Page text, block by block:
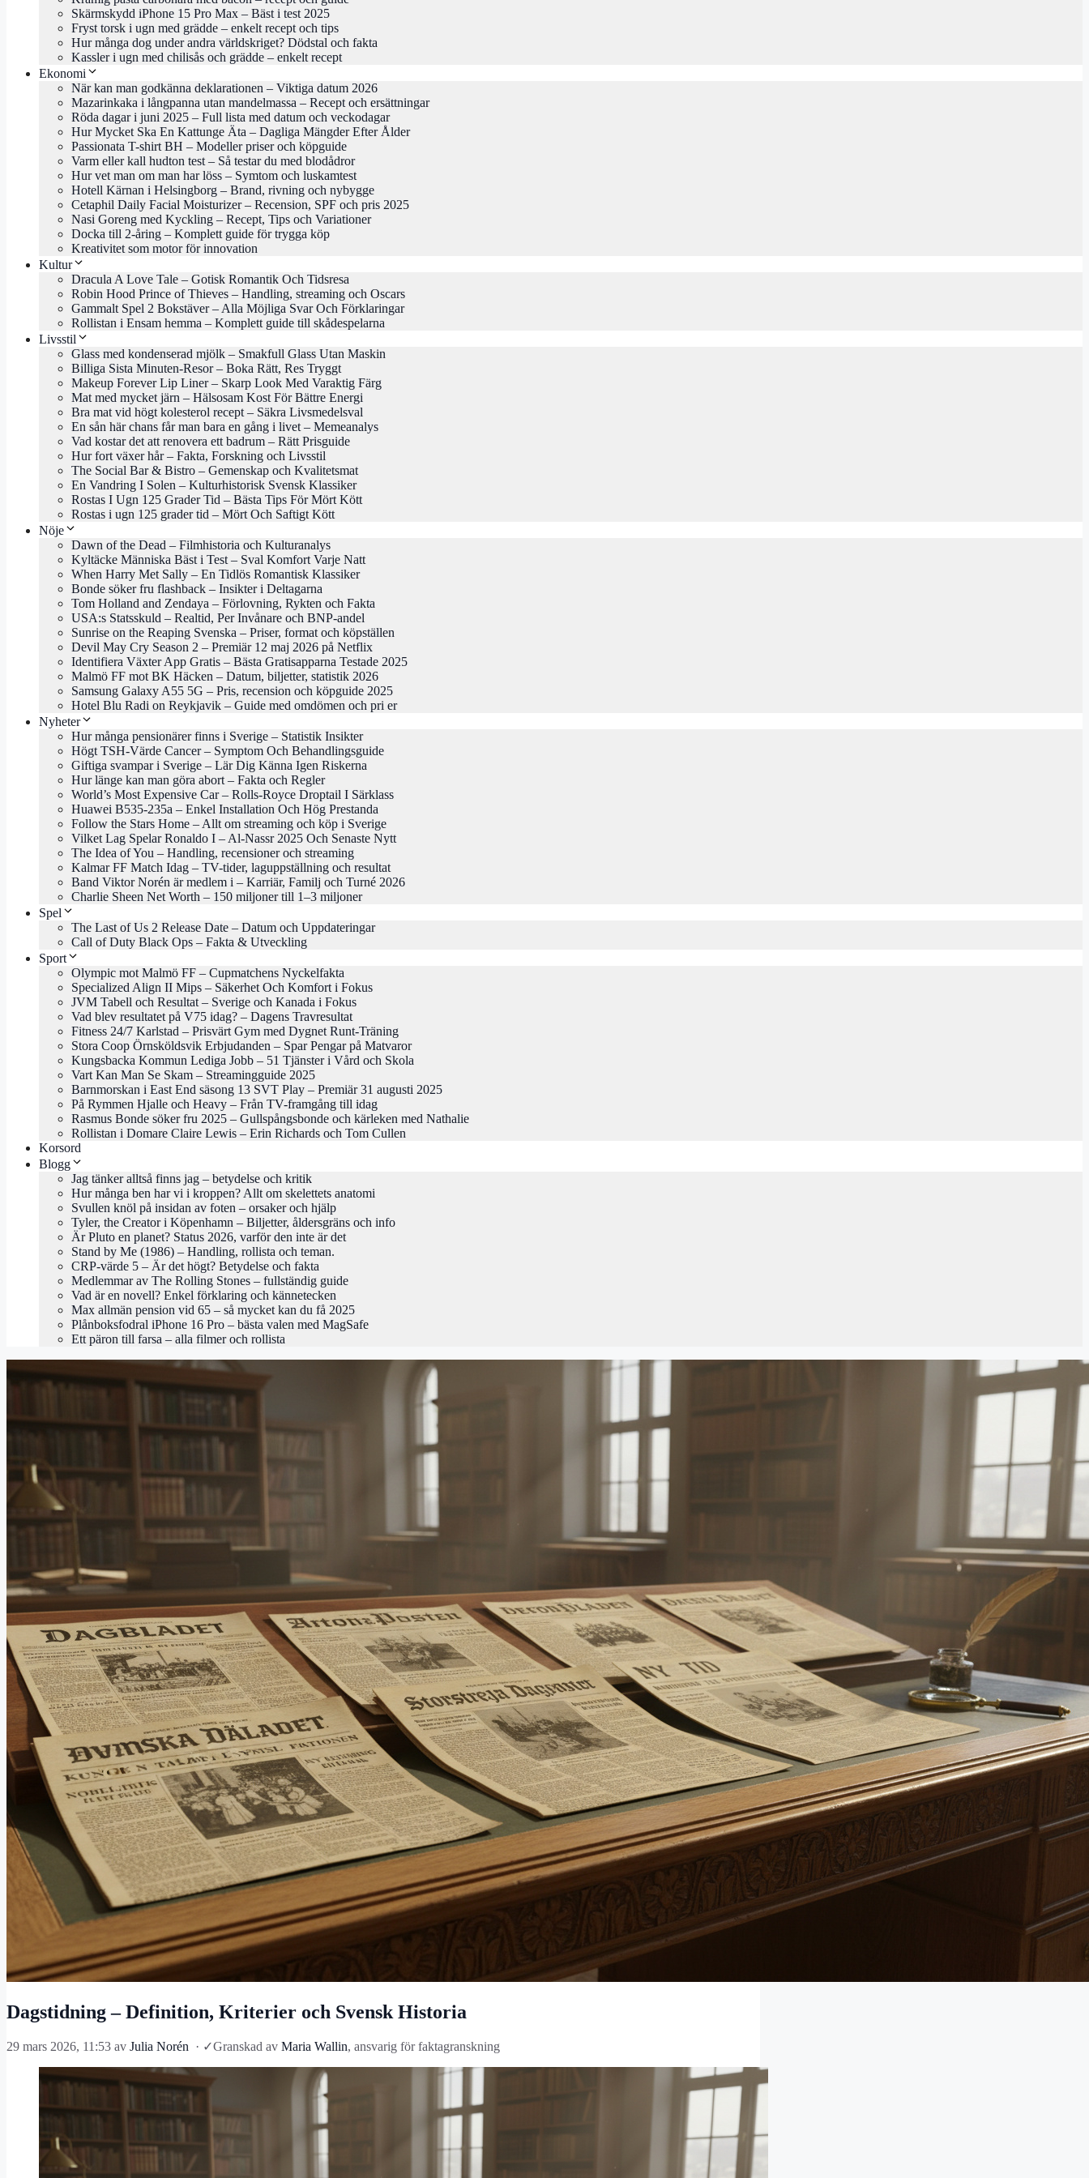
Skärmskydd iPhone 15 Pro Max – Bäst i test 2025
Fryst torsk i ugn med grädde – enkelt recept och tips
Hur många dog under andra världskriget? Dödstal och fakta
Kassler i ugn med chilisås och grädde – enkelt recept
Ekonomi
När kan man godkänna deklarationen – Viktiga datum 2026
Mazarinkaka i långpanna utan mandelmassa – Recept och ersättningar
Röda dagar i juni 2025 – Full lista med datum och veckodagar
Hur Mycket Ska En Kattunge Äta – Dagliga Mängder Efter Ålder
Passionata T-shirt BH – Modeller priser och köpguide
Varm eller kall hudton test – Så testar du med blodådror
Hur vet man om man har löss – Symtom och luskamtest
Hotell Kärnan i Helsingborg – Brand, rivning och nybygge
Cetaphil Daily Facial Moisturizer – Recension, SPF och pris 2025
Nasi Goreng med Kyckling – Recept, Tips och Variationer
Docka till 2-åring – Komplett guide för trygga köp
Kreativitet som motor för innovation
Kultur
Dracula A Love Tale – Gotisk Romantik Och Tidsresa
Robin Hood Prince of Thieves – Handling, streaming och Oscars
Gammalt Spel 2 Bokstäver – Alla Möjliga Svar Och Förklaringar
Rollistan i Ensam hemma – Komplett guide till skådespelarna
Livsstil
Glass med kondenserad mjölk – Smakfull Glass Utan Maskin
Billiga Sista Minuten-Resor – Boka Rätt, Res Tryggt
Makeup Forever Lip Liner – Skarp Look Med Varaktig Färg
Mat med mycket järn – Hälsosam Kost För Bättre Energi
Bra mat vid högt kolesterol recept – Säkra Livsmedelsval
En sån här chans får man bara en gång i livet – Memeanalys
Vad kostar det att renovera ett badrum – Rätt Prisguide
Hur fort växer hår – Fakta, Forskning och Livsstil
The Social Bar & Bistro – Gemenskap och Kvalitetsmat
En Vandring I Solen – Kulturhistorisk Svensk Klassiker
Rostas I Ugn 125 Grader Tid – Bästa Tips För Mört Kött
Rostas i ugn 125 grader tid – Mört Och Saftigt Kött
Nöje
Dawn of the Dead – Filmhistoria och Kulturanalys
Kyltäcke Människa Bäst i Test – Sval Komfort Varje Natt
When Harry Met Sally – En Tidlös Romantisk Klassiker
Bonde söker fru flashback – Insikter i Deltagarna
Tom Holland and Zendaya – Förlovning, Rykten och Fakta
USA:s Statsskuld – Realtid, Per Invånare och BNP-andel
Sunrise on the Reaping Svenska – Priser, format och köpställen
Devil May Cry Season 2 – Premiär 12 maj 2026 på Netflix
Identifiera Växter App Gratis – Bästa Gratisapparna Testade 2025
Malmö FF mot BK Häcken – Datum, biljetter, statistik 2026
Samsung Galaxy A55 5G – Pris, recension och köpguide 2025
Hotel Blu Radi on Reykjavik – Guide med omdömen och pri er
Nyheter
Hur många pensionärer finns i Sverige – Statistik Insikter
Högt TSH-Värde Cancer – Symptom Och Behandlingsguide
Giftiga svampar i Sverige – Lär Dig Känna Igen Riskerna
Hur länge kan man göra abort – Fakta och Regler
World’s Most Expensive Car – Rolls-Royce Droptail I Särklass
Huawei B535-235a – Enkel Installation Och Hög Prestanda
Follow the Stars Home – Allt om streaming och köp i Sverige
Vilket Lag Spelar Ronaldo I – Al-Nassr 2025 Och Senaste Nytt
The Idea of You – Handling, recensioner och streaming
Kalmar FF Match Idag – TV-tider, laguppställning och resultat
Band Viktor Norén är medlem i – Karriär, Familj och Turné 2026
Charlie Sheen Net Worth – 150 miljoner till 1–3 miljoner
Spel
The Last of Us 2 Release Date – Datum och Uppdateringar
Call of Duty Black Ops – Fakta & Utveckling
Sport
Olympic mot Malmö FF – Cupmatchens Nyckelfakta
Specialized Align II Mips – Säkerhet Och Komfort i Fokus
JVM Tabell och Resultat – Sverige och Kanada i Fokus
Vad blev resultatet på V75 idag? – Dagens Travresultat
Fitness 24/7 Karlstad – Prisvärt Gym med Dygnet Runt-Träning
Stora Coop Örnsköldsvik Erbjudanden – Spar Pengar på Matvaror
Kungsbacka Kommun Lediga Jobb – 51 Tjänster i Vård och Skola
Vart Kan Man Se Skam – Streamingguide 2025
Barnmorskan i East End säsong 13 SVT Play – Premiär 31 augusti 2025
På Rymmen Hjalle och Heavy – Från TV-framgång till idag
Rasmus Bonde söker fru 2025 – Gullspångsbonde och kärleken med Nathalie
Rollistan i Domare Claire Lewis – Erin Richards och Tom Cullen
Korsord
Blogg
Jag tänker alltså finns jag – betydelse och kritik
Hur många ben har vi i kroppen? Allt om skelettets anatomi
Svullen knöl på insidan av foten – orsaker och hjälp
Tyler, the Creator i Köpenhamn – Biljetter, åldersgräns och info
Är Pluto en planet? Status 2026, varför den inte är det
Stand by Me (1986) – Handling, rollista och teman.
CRP-värde 5 – Är det högt? Betydelse och fakta
Medlemmar av The Rolling Stones – fullständig guide
Vad är en novell? Enkel förklaring och kännetecken
Max allmän pension vid 65 – så mycket kan du få 2025
Plånboksfodral iPhone 16 Pro – bästa valen med MagSafe
Ett päron till farsa – alla filmer och rollista
Dagstidning – Definition, Kriterier och Svensk Historia
29 mars 2026, 11:53 av Julia Norén · ✓Granskad av Maria Wallin, ansvarig för faktagranskning